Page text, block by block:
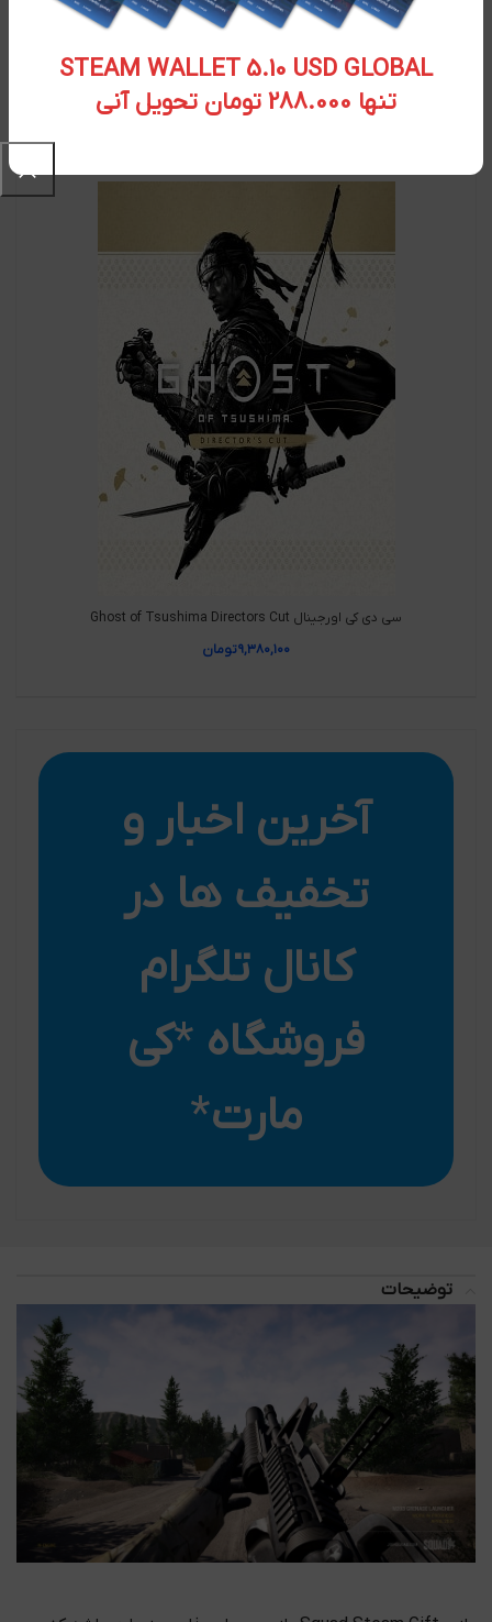
STEAM WALLET 5.10 USD GLOBAL
تنها 288.000 تومان تحویل آنی سی دی کی اورجینال Starwars Outlaw
سی دی کی اورجینال Ghost of Tsushima Directors Cut
۹,۳۸۰,۱۰۰تومان
آخرین اخبار و
تخفیف ها در
کانال تلگرام
فروشگاه *کی
مارت*
توضیحات